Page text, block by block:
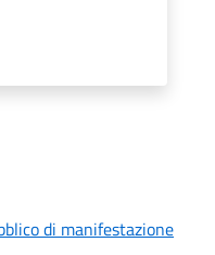
di manifestazione